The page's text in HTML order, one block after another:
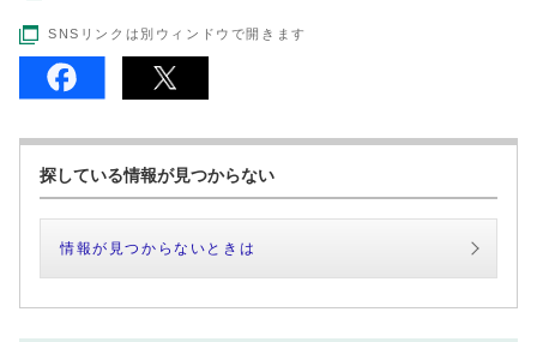
SNSリンクは別ウィンドウで開きます
探している情報が見つからない
情報が見つからないときは